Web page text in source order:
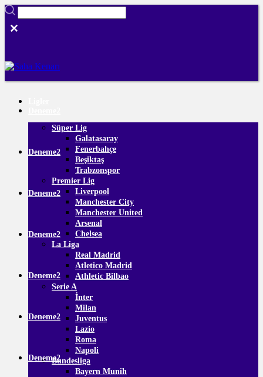
Süper Lig
Galatasaray
Fenerbahçe
Beşiktaş
Trabzonspor
Premier Lig
Liverpool
Manchester City
Manchester United
Arsenal
Chelsea
La Liga
Real Madrid
Atletico Madrid
Athletic Bilbao
Serie A
İnter
Milan
Juventus
Lazio
Roma
Napoli
Bundesliga
Bayern Munih
Deneme2
Deneme2
Deneme2
Deneme2
Deneme2
Deneme2